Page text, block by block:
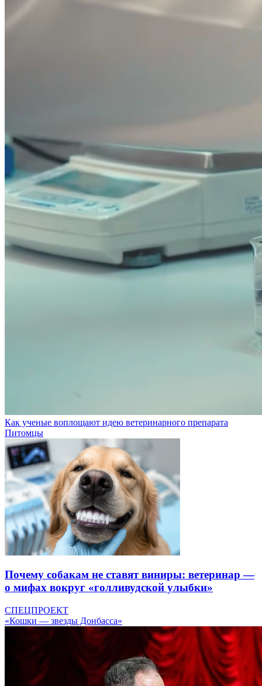
Как ученые воплощают идею ветеринарного препарата
Питомцы
Почему собакам не ставят виниры: ветеринар —
о мифах вокруг «голливудской улыбки»
СПЕЦПРОЕКТ
«Кошки — звезды Донбасса»